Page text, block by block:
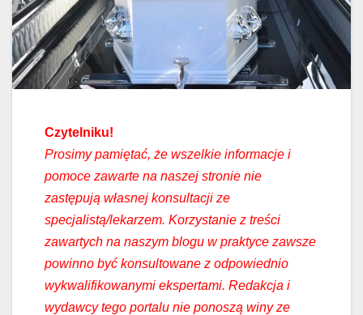
Czytelniku!
Prosimy pamiętać, że wszelkie informacje i
pomoce zawarte na naszej stronie nie
zastępują własnej konsultacji ze
specjalistą/lekarzem. Korzystanie z treści
zawartych na naszym blogu w praktyce zawsze
powinno być konsultowane z odpowiednio
wykwalifikowanymi ekspertami. Redakcja i
wydawcy tego portalu nie ponoszą winy ze